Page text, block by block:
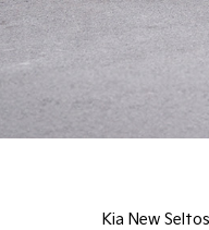
Kia New